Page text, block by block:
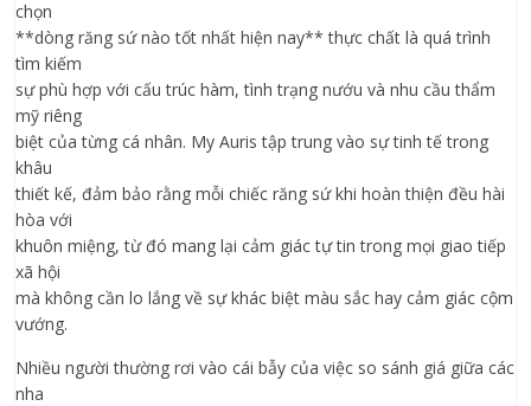
chọn
**dòng răng sứ nào tốt nhất hiện nay** thực chất là quá trình
tìm kiếm
sự phù hợp với cấu trúc hàm, tình trạng nướu và nhu cầu thẩm
mỹ riêng
biệt của từng cá nhân. My Auris tập trung vào sự tinh tế trong
khâu
thiết kế, đảm bảo rằng mỗi chiếc răng sứ khi hoàn thiện đều hài
hòa với
khuôn miệng, từ đó mang lại cảm giác tự tin trong mọi giao tiếp
xã hội
mà không cần lo lắng về sự khác biệt màu sắc hay cảm giác cộm
vướng.
Nhiều người thường rơi vào cái bẫy của việc so sánh giá giữa các
nha